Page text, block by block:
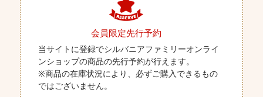
会員限定先行予約
当サイトに登録でシルバニアファミリーオンライ
ンショップの商品の先行予約が行えます。
※商品の在庫状況により、必ずご購入できるもの
ではございません。